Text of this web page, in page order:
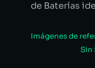
de Baterías
Imágenes de
Sin